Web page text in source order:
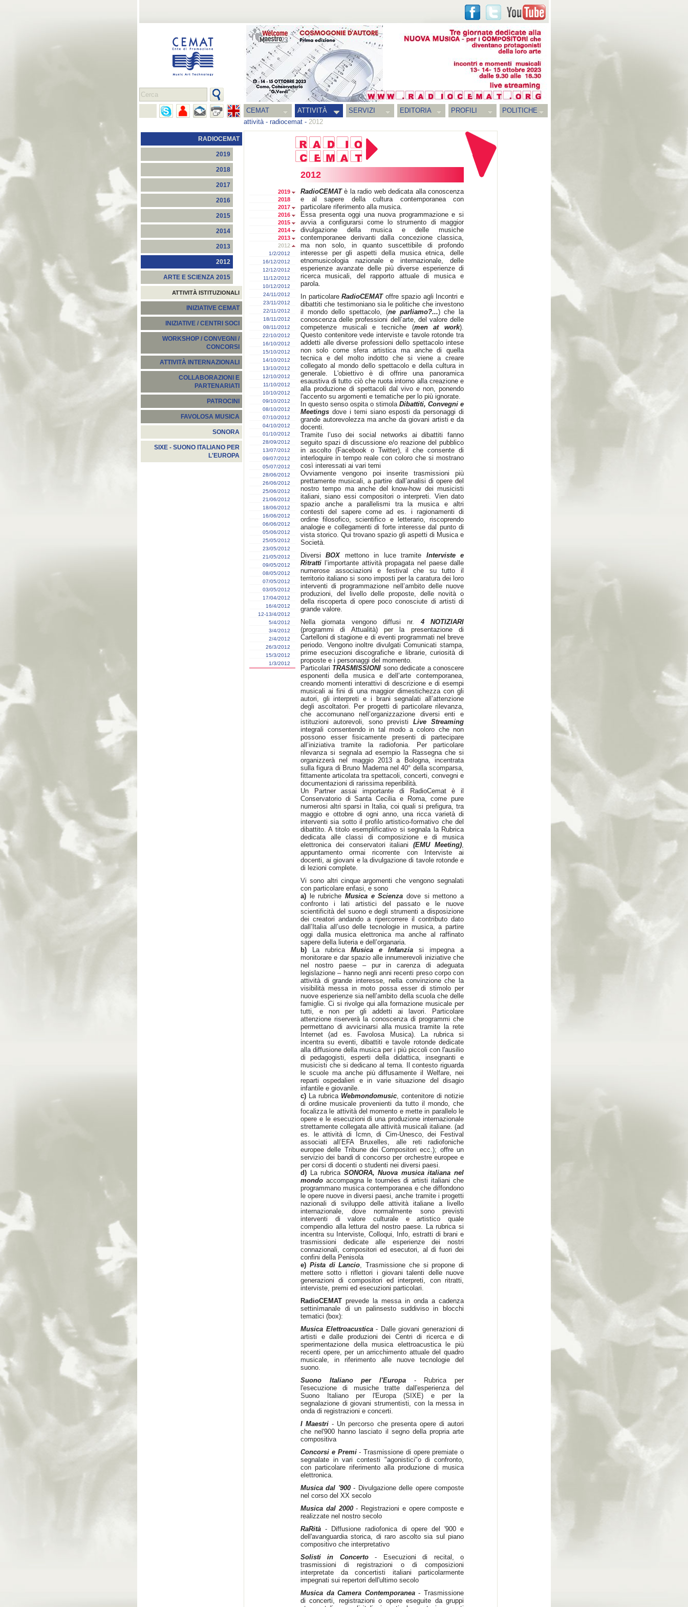
CEMAT ATTIVITÀ SERVIZI EDITORIA PROFILI
POLITICHE
attività- radiocemat - 2012
RADIOCEMAT
2019
2018
2017
2016
2015
2014
2013
2012
ARTE E SCIENZA 2015
ATTIVITÀ ISTITUZIONALI
INIZIATIVE CEMAT
INIZIATIVE / CENTRI SOCI
WORKSHOP / CONVEGNI /
CONCORSI
ATTIVITÀ INTERNAZIONALI
COLLABORAZIONI E
PARTENARIATI
PATROCINI
FAVOLOSA MUSICA
SONORA
SIXE - SUONO ITALIANO PER
L'EUROPA
2019
2018
2017
2016
2015
2014
2013
2012
1/2/2012
16/12/2012
12/12/2012
11/12/2012
10/12/2012
24/11/2012
23/11/2012
22/11/2012
18/11/2012
08/11/2012
22/10/2012
16/10/2012
15/10/2012
14/10/2012
13/10/2012
12/10/2012
11/10/2012
10/10/2012
09/10/2012
08/10/2012
07/10/2012
04/10/2012
01/10/2012
28/09/2012
13/07/2012
09/07/2012
05/07/2012
28/06/2012
26/06/2012
25/06/2012
21/06/2012
18/06/2012
16/06/2012
06/06/2012
05/06/2012
25/05/2012
23/05/2012
21/05/2012
09/05/2012
08/05/2012
07/05/2012
03/05/2012
17/04/2012
16/4/2012
12-13/4/2012
5/4/2012
3/4/2012
2/4/2012
26/3/2012
15/3/2012
1/3/2012
2012
RadioCEMATè la radio web dedicata alla conoscenza
e al sapere della cultura contemporanea con
particolare riferimento alla musica.
Essa presenta oggi una nuova programmazione e si
avvia a configurarsi come lo strumento di maggior
divulgazione della musica e delle musiche
contemporanee derivanti dalla concezione classica,
ma non solo, in quanto suscettibile di profondo
interesse per gli aspetti della musica etnica, delle
etnomusicologia nazionale e internazionale, delle
esperienze avanzate delle più diverse esperienze di
ricerca musicali, del rapporto attuale di musica e
parola.
In particolareRadioCEMAToffre spazio agli Incontri e
dibattiti che testimoniano sia le politiche che investono
il mondo dello spettacolo, (ne parliamo?...) che la
conoscenza delle professioni dell’arte, del valore delle
competenze musicali e tecniche (men at work).
Questo contenitore vede interviste e tavole rotonde tra
addetti alle diverse professioni dello spettacolo intese
non solo come sfera artistica ma anche di quella
tecnica e del molto indotto che si viene a creare
collegato al mondo dello spettacolo e della cultura in
generale. L'obiettivo è di offrire una panoramica
esaustiva di tutto ciò che ruota intorno alla creazione e
alla produzione di spettacoli dal vivo e non, ponendo
l'accento su argomenti e tematiche per lo più ignorate.
In questo senso ospita o stimola Dibattiti, Convegni e
Meetings dove i temi siano esposti da personaggi di
grande autorevolezza ma anche da giovani artisti e da
docenti.
Tramite l’uso dei social networks ai dibattiti fanno
seguito spazi di discussione e/o reazione del pubblico
in ascolto (Facebook o Twitter), il che consente di
interloquire in tempo reale con coloro che si mostrano
così interessati ai vari temi
Ovviamente vengono poi inserite trasmissioni più
prettamente musicali, a partire dall’analisi di opere del
nostro tempo ma anche del know-how dei musicisti
italiani, siano essi compositori o interpreti. Vien dato
spazio anche a parallelismi tra la musica e altri
contesti del sapere come ad es. i ragionamenti di
ordine filosofico, scientifico e letterario, riscoprendo
analogie e collegamenti di forte interesse dal punto di
vista storico. Qui trovano spazio gli aspetti di Musica e
Società.
DiversiBOX mettono in luce tramite Interviste e
Ritratti l’importante attività propagata nel paese dalle
numerose associazioni e festival che su tutto il
territorio italiano si sono imposti per la caratura dei loro
interventi di programmazione nell’ambito delle nuove
produzioni, del livello delle proposte, delle novità o
della riscoperta di opere poco conosciute di artisti di
grande valore.
Nella giornata vengono diffusi nr. 4 NOTIZIARI
(programmi di Attualità) per la presentazione di
Cartelloni di stagione e di eventi programmati nel breve
periodo. Vengono inoltre divulgati Comunicati stampa,
prime esecuzioni discografiche e librarie, curiosità di
proposte e i personaggi del momento.
Particolari TRASMISSIONI sono dedicate a conoscere
esponenti della musica e dell’arte contemporanea,
creando momenti interattivi di descrizione e di esempi
musicali ai fini di una maggior dimestichezza con gli
autori, gli interpreti e i brani segnalati all’attenzione
degli ascoltatori. Per progetti di particolare rilevanza,
che accomunano nell’organizzazione diversi enti e
istituzioni autorevoli, sono previstiLive Streaming
integrali consentendo in tal modo a coloro che non
possono esser fisicamente presenti di partecipare
all’iniziativa tramite la radiofonia. Per particolare
rilevanza si segnala ad esempio la Rassegna che si
organizzerà nel maggio 2013 a Bologna, incentrata
sulla figura di Bruno Maderna nel 40° della scomparsa,
fittamente articolata tra spettacoli, concerti, convegni e
documentazioni di rarissima reperibilità.
Un Partner assai importante di RadioCemat è il
Conservatorio di Santa Cecilia e Roma, come pure
numerosi altri sparsi in Italia, coi quali si prefigura, tra
maggio e ottobre di ogni anno, una ricca varietà di
interventi sia sotto il profilo artistico-formativo che del
dibattito. A titolo esemplificativo si segnala la Rubrica
dedicata alle classi di composizione e di musica
elettronica dei conservatori italiani(EMU Meeting),
appuntamento ormai ricorrente con Interviste ai
docenti, ai giovani e la divulgazione di tavole rotonde e
di lezioni complete.
Vi sono altri cinque argomenti che vengono segnalati
con particolare enfasi, e sono
a) le rubriche Musica e Scienza dove si mettono a
confronto i lati artistici del passato e le nuove
scientificità del suono e degli strumenti a disposizione
dei creatori andando a ripercorrere il contributo dato
dall’Italia all’uso delle tecnologie in musica, a partire
oggi dalla musica elettronica ma anche al raffinato
sapere della liuteria e dell’organaria.
b) La rubrica Musica e Infanzia si impegna a
monitorare e dar spazio alle innumerevoli iniziative che
nel nostro paese – pur in carenza di adeguata
legislazione – hanno negli anni recenti preso corpo con
attività di grande interesse, nella convinzione che la
visibilità messa in moto possa esser di stimolo per
nuove esperienze sia nell’ambito della scuola che delle
famiglie. Ci si rivolge qui alla formazione musicale per
tutti, e non per gli addetti ai lavori. Particolare
attenzione riserverà la conoscenza di programmi che
permettano di avvicinarsi alla musica tramite la rete
Internet (ad es. Favolosa Musica). La rubrica si
incentra su eventi, dibattiti e tavole rotonde dedicate
alla diffusione della musica per i più piccoli con l'ausilio
di pedagogisti, esperti della didattica, insegnanti e
musicisti che si dedicano al tema. Il contesto riguarda
le scuole ma anche più diffusamente il Welfare, nei
reparti ospedalieri e in varie situazione del disagio
infantile e giovanile.
c) La rubrica Webmondomusic, contenitore di notizie
di ordine musicale provenienti da tutto il mondo, che
focalizza le attività del momento e mette in parallelo le
opere e le esecuzioni di una produzione internazionale
strettamente collegata alle attività musicali italiane. (ad
es. le attività di Icmn, di Cim-Unesco, dei Festival
associati all’EFA Bruxelles, alle reti radiofoniche
europee delle Tribune dei Compositori ecc.); offre un
servizio dei bandi di concorso per orchestre europee e
per corsi di docenti o studenti nei diversi paesi.
d) La rubrica SONORA, Nuova musica italiana nel
mondo accompagna le tournées di artisti italiani che
programmano musica contemporanea e che diffondono
le opere nuove in diversi paesi, anche tramite i progetti
nazionali di sviluppo delle attività italiane a livello
internazionale, dove normalmente sono previsti
interventi di valore culturale e artistico quale
compendio alla lettura del nostro paese. La rubrica si
incentra su Interviste, Colloqui, Info, estratti di brani e
trasmissioni dedicate alle esperienze dei nostri
connazionali, compositori ed esecutori, al di fuori dei
confini della Penisola
e) Pista di Lancio, Trasmissione che si propone di
mettere sotto i riflettori i giovani talenti delle nuove
generazioni di compositori ed interpreti, con ritratti,
interviste, premi ed esecuzioni particolari.
RadioCEMAT prevede la messa in onda a cadenza
settinìmanale di un palinsesto suddiviso in blocchi
tematici (box):
Musica Elettroacustica - Dalle giovani generazioni di
artisti e dalle produzioni dei Centri di ricerca e di
sperimentazione della musica elettroacustica le più
recenti opere, per un arricchimento attuale del quadro
musicale, in riferimento alle nuove tecnologie del
suono.
Suono Italiano per l'Europa - Rubrica per
l'esecuzione di musiche tratte dall'esperienza del
Suono Italiano per l'Europa (SIXE) e per la
segnalazione di giovani strumentisti, con la messa in
onda di registrazioni e concerti.
I Maestri- Un percorso che presenta opere di autori
che nel'900 hanno lasciato il segno della propria arte
compositiva
Concorsi e Premi- Trasmissione di opere premiate o
segnalate in vari contesti "agonistici"o di confronto,
con particolare riferimento alla produzione di musica
elettronica.
Musica dal '900- Divulgazione delle opere composte
nel corso del XX secolo
Musica dal 2000- Registrazioni e opere composte e
realizzate nel nostro secolo
RaRità - Diffusione radiofonica di opere del '900 e
dell'avanguardia storica, di raro ascolto sia sul piano
compositivo che interpretativo
Solisti in Concerto- Esecuzioni di recital, o
trasmissioni di registrazioni o di composizioni
interpretate da concertisti italiani particolarmente
impegnati sui repertori dell'ultimo secolo
Musica da Camera Contemporanea- Trasmissione
di concerti, registrazioni o opere eseguite da gruppi